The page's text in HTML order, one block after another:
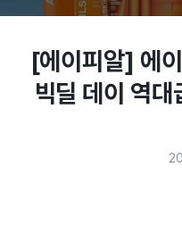
[에이피알] 에
빅딜 데이 역대